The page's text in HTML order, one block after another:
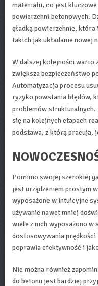
materiału, co jest
powierzchni betonowych.
gładką powierzchnię, która
takich jak układanie nowej
W dalszej kolejności warto
zwiększa bezpieczeństwo
Automatyzacja procesu
ryzyko powstania błędów,
problemów strukturalnych.
się na kolejnych etapach
podstawa, z którą pracują,
Pomimo swojej szerokiej
jest urządzeniem prostym
wyposażone w intuicyjne
używanie nawet mniej
wiele z nich wyposażono w
dostosowywania prędkości
poprawia efektywność i
Nie można również
do betonu jest bardziej